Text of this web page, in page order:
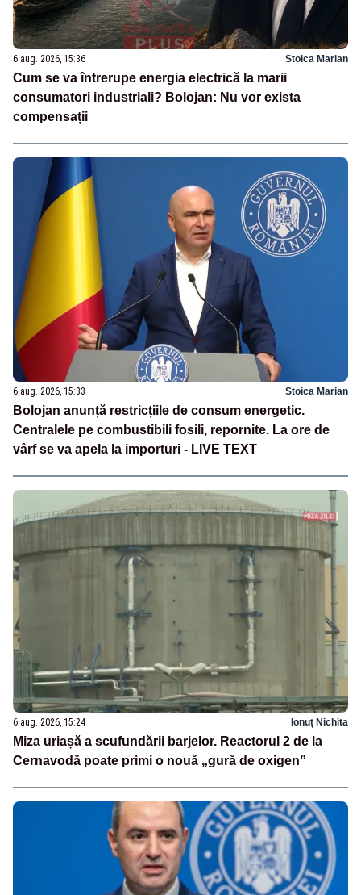
6 aug. 2026, 15:36 Stoica Marian
Cum se va întrerupe energia electrică la marii
consumatori industriali? Bolojan: Nu vor exista
compensații
6 aug. 2026, 15:33 Stoica Marian
Bolojan anunță restricțiile de consum energetic.
Centralele pe combustibili fosili, repornite. La ore de
vârf se va apela la importuri - LIVE TEXT
6 aug. 2026, 15:24 Ionuț Nichita
Miza uriașă a scufundării barjelor. Reactorul 2 de la
Cernavodă poate primi o nouă „gură de oxigen”